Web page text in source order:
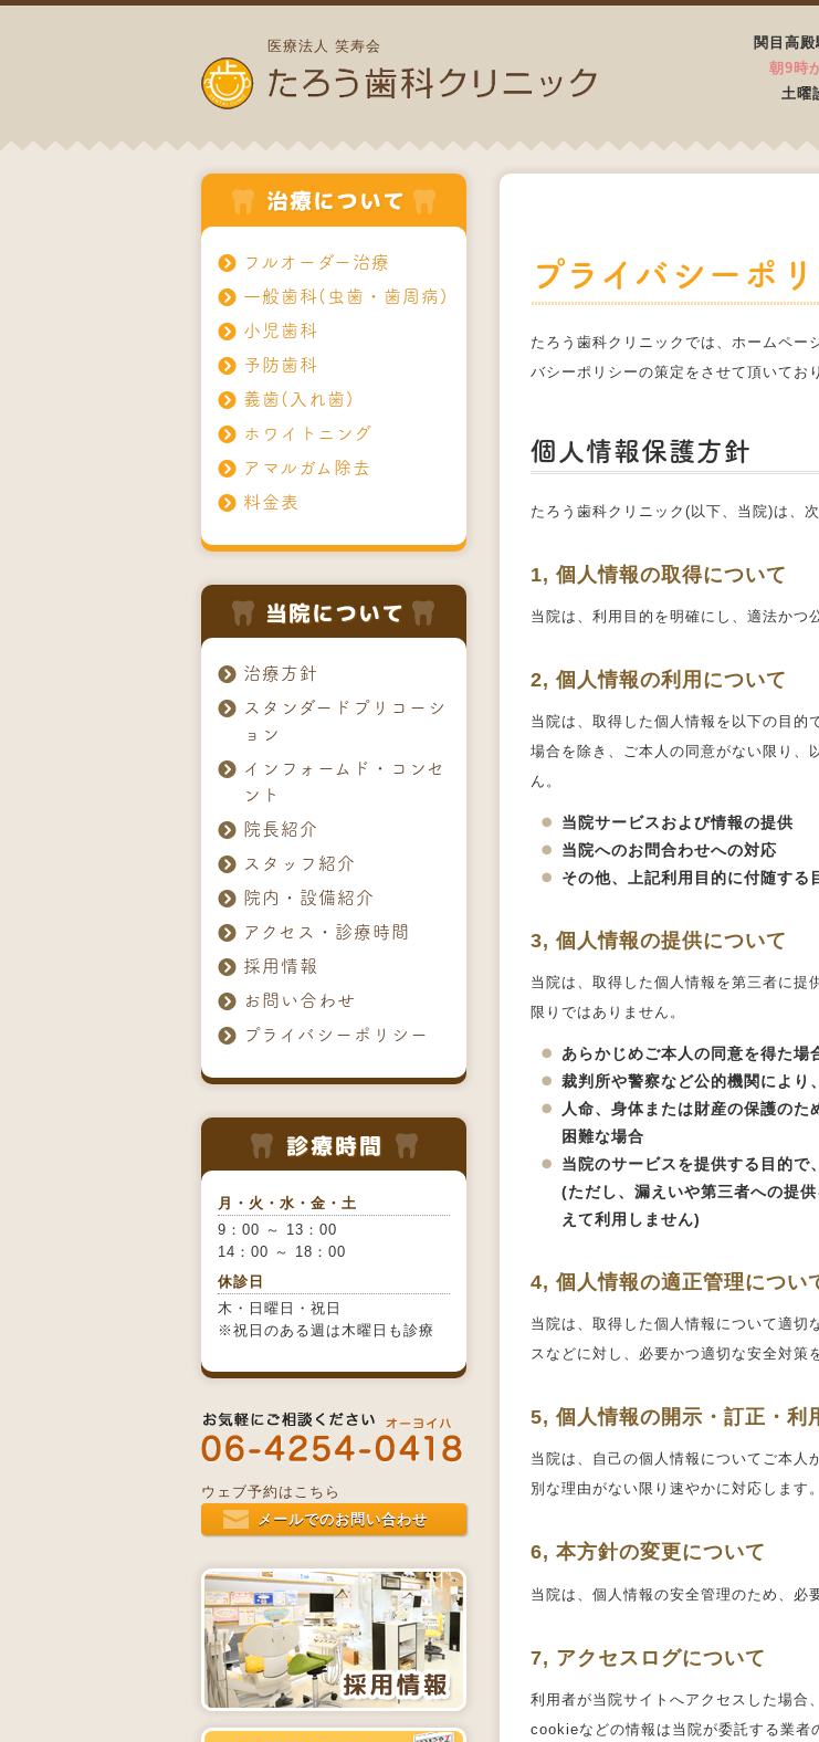
医療法人 笑寿会 関目高
朝9時
土曜
プライバシーポ
たろう歯科クリニックでは、ホームペー
バシーポリシーの策定をさせて頂いてお
個人情報保護方針
たろう歯科クリニック(以下、当院)は、
1, 個人情報の取得について
当院は、利用目的を明確にし、適法かつ
2, 個人情報の利用について
当院は、取得した個人情報を以下の目的
場合を除き、ご本人の同意がない限り、
ん。
当院サービスおよび情報の提供
当院へのお問合わせへの対応
その他、上記利用目的に付随する
3, 個人情報の提供について
当院は、取得した個人情報を第三者に提
限りではありません。
あらかじめご本人の同意を得た場
裁判所や警察など公的機関により
人命、身体または財産の保護の
困難な場合
当院のサービスを提供する目的
(ただし、漏えいや第三者への提
えて利用しません)
4, 個人情報の適正管理につい
当院は、取得した個人情報について適切
スなどに対し、必要かつ適切な安全対策
5, 個人情報の開示・訂正・利
当院は、自己の個人情報についてご本人
別な理由がない限り速やかに対応します。
6, 本方針の変更について
当院は、個人情報の安全管理のため、必
7, アクセスログについて
利用者が当院サイトへアクセスした場合
cookieなどの情報は当院が委託する業者
フルオーダー治療
一般歯科(虫歯・歯周病)
小児歯科
予防歯科
義歯(入れ歯)
ホワイトニング
アマルガム除去
料金表
治療方針
スタンダードプリコーシ
ョン
インフォームド・コンセ
ント
院長紹介
スタッフ紹介
院内・設備紹介
アクセス・診療時間
採用情報
お問い合わせ
プライバシーポリシー
月・火・水・金・土
9：00 ～ 13：00
14：00 ～ 18：00
休診日
木・日曜日・祝日
※祝日のある週は木曜日も診療
ウェブ予約はこちら
メールでのお問い合わせ